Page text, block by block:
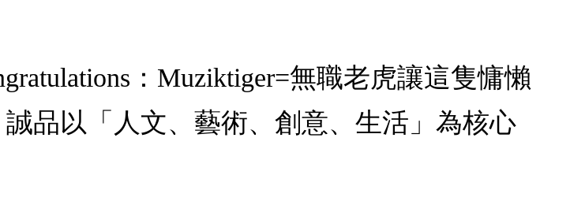
：Muziktiger=無職老虎讓這隻慵懶
品以「人文、藝術、創意、生活」為核心